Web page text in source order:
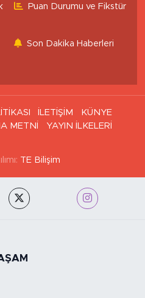
Puan Durumu ve Fikstür
Son Dakika Haberleri
İLETİŞİM
KÜNYE
METNİ
YAYIN İLKELERİ
TE Bilişim